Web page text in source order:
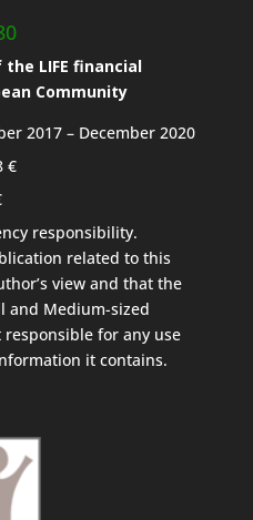
LIFE financial
Community
2017 – December 2020
€
responsibility.
related to this
view and that the
and Medium-sized
responsible for any use
it contains.